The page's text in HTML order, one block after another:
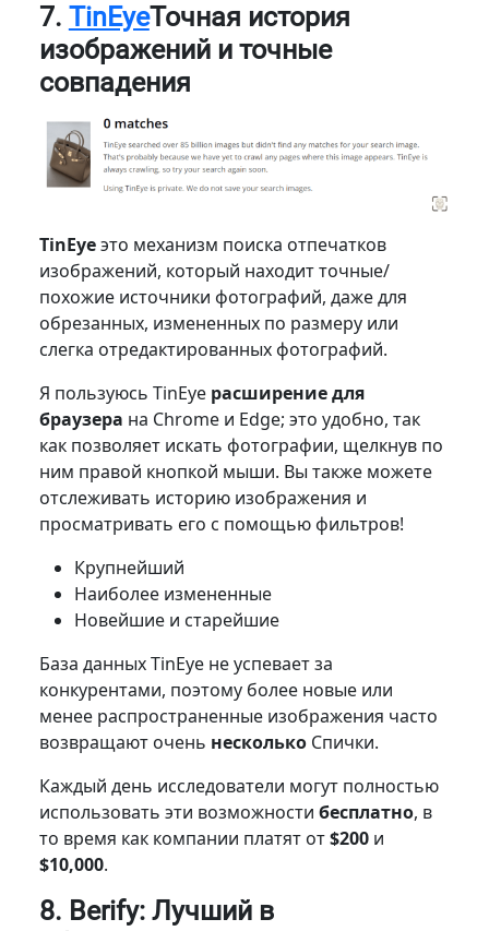
7. TinEyeТочная история
изображений и точные
совпадения
TinEyeэто механизм поиска отпечатков
изображений, который находит точные/
похожие источники фотографий, даже для
обрезанных, измененных по размеру или
слегка отредактированных фотографий.
Я пользуюсь TinEye расширение для
браузера на Chrome и Edge; это удобно, так
как позволяет искать фотографии, щелкнув по
ним правой кнопкой мыши. Вы также можете
отслеживать историю изображения и
просматривать его с помощью фильтров!
Крупнейший
Наиболее измененные
Новейшие и старейшие
База данных TinEye не успевает за
конкурентами, поэтому более новые или
менее распространенные изображения часто
возвращают очень несколькоСпички.
Каждый день исследователи могут полностью
использовать эти возможности бесплатно, в
то время как компании платят от$200 и
$10,000.
8. Berify: Лучший в